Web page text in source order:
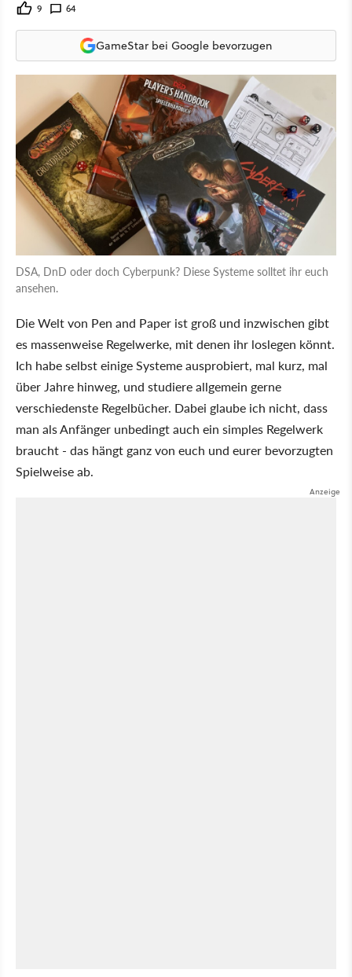
9 64
GameStar bei Google bevorzugen
DSA, DnD oder doch Cyberpunk? Diese Systeme solltet ihr euch
ansehen.
Die Welt von Pen and Paper ist groß und inzwischen gibt
es massenweise Regelwerke, mit denen ihr loslegen könnt.
Ich habe selbst einige Systeme ausprobiert, mal kurz, mal
über Jahre hinweg, und studiere allgemein gerne
verschiedenste Regelbücher. Dabei glaube ich nicht, dass
man als Anfänger unbedingt auch ein simples Regelwerk
braucht - das hängt ganz von euch und eurer bevorzugten
Spielweise ab.